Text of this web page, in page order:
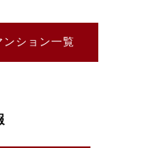
ション一覧